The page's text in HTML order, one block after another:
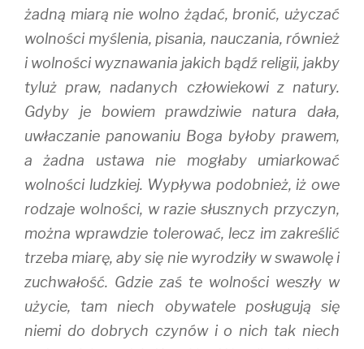
żadną miarą nie wolno żądać, bronić, użyczać
wolności myślenia, pisania, nauczania, również
i wolności wyznawania jakich bądź religii, jakby
tyluż praw, nadanych człowiekowi z natury.
Gdyby je bowiem prawdziwie natura dała,
uwłaczanie panowaniu Boga byłoby prawem,
a żadna ustawa nie mogłaby umiarkować
wolności ludzkiej. Wypływa podobnież, iż owe
rodzaje wolności, w razie słusznych przyczyn,
można wprawdzie tolerować, lecz im zakreślić
trzeba miarę, aby się nie wyrodziły w swawolę i
zuchwałość. Gdzie zaś te wolności weszły w
użycie, tam niech obywatele posługują się
niemi do dobrych czynów i o nich tak niech